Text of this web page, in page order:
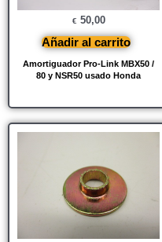
Amortiguador Pro-Link MBX50 /
80 y NSR50 usado Honda
€ 50,00
Añadir al carrito